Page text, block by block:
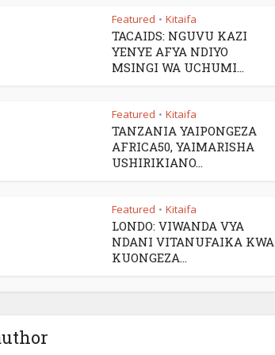
Featured • Kitaifa
TACAIDS: NGUVU KAZI
YENYE AFYA NDIYO
MSINGI WA UCHUMI...
Featured • Kitaifa
TANZANIA YAIPONGEZA
AFRICA50, YAIMARISHA
USHIRIKIANO...
Featured • Kitaifa
LONDO: VIWANDA VYA
NDANI VITANUFAIKA KWA
KUONGEZA...